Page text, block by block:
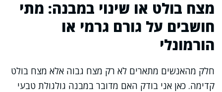
מצח בולט או שינוי במבנה: מתי
חושבים על גורם גרמי או
הורמונלי
חלק מהאנשים מתארים לא רק מצח גבוה אלא מצח בולט
קדימה. כאן אני בודק האם מדובר במבנה גולגולת טבעי